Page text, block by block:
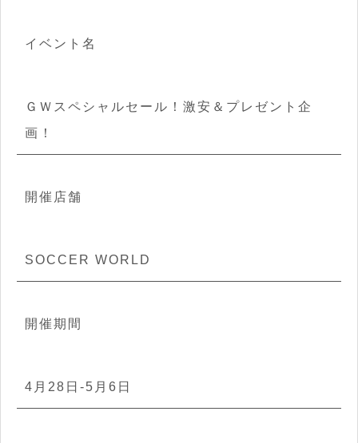
イベント名
ＧＷスペシャルセール！激安＆プレゼント企
画！
開催店舗
SOCCER WORLD
開催期間
4月28日-5月6日